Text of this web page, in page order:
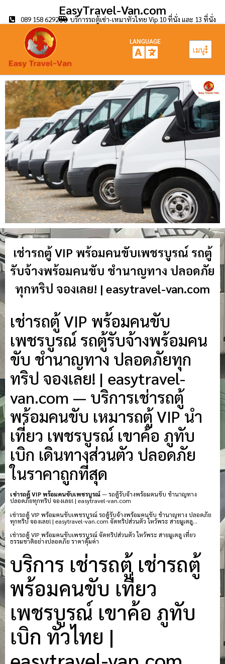
EasyTravel-Van.com
089 158 6292 บริการรถตู้เช่า-เหมาทั่วไทย Vip 10 ที่นั่ง และ 13 ที่นั่ง
เมนู
LANGUAGE
เช่ารถตู้ VIP พร้อมคนขับเพชรบูรณ์ รถตู้
รับจ้างพร้อมคนขับ ชำนาญทาง ปลอดภัย
ทุกทริป จองเลย! | easytravel-van.com
เช่ารถตู้ VIP พร้อมคนขับ
เพชรบูรณ์ รถตู้รับจ้างพร้อมคน
ขับ ชำนาญทาง ปลอดภัยทุก
ทริป จองเลย! | easytravel-
van.com — บริการเช่ารถตู้
พร้อมคนขับ เหมารถตู้ VIP นำ
เที่ยว เพชรบูรณ์ เขาค้อ ภูทับ
เบิก เดินทางส่วนตัว ปลอดภัย
ในราคาถูกที่สุด
เช่ารถตู้ VIP พร้อมคนขับเพชรบูรณ์— รถตู้รับจ้างพร้อมคนขับ ชำนาญทาง
ปลอดภัยทุกทริป จองเลย! | easytravel-van.com
เช่ารถตู้ VIP พร้อมคนขับเพชรบูรณ์ รถตู้รับจ้างพร้อมคนขับ ชำนาญทาง ปลอดภัย
ทุกทริป จองเลย! | easytravel-van.com จัดทริปส่วนตัว ไหว้พระ สายมูเตลู…
เช่ารถตู้ VIP พร้อมคนขับเพชรบูรณ์ จัดทริปส่วนตัว ไหว้พระ สายมูเตลู เที่ยว
ธรรมชาติอย่างปลอดภัย ราคาคุ้มค่า
บริการ เช่ารถตู้ เช่ารถตู้
พร้อมคนขับ เที่ยว
เพชรบูรณ์ เขาค้อ ภูทับ
เบิก ทั่วไทย |